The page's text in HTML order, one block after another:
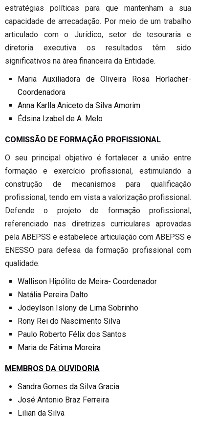
estratégias políticas para que mantenham a sua
capacidade de arrecadação. Por meio de um trabalho
articulado com o Jurídico, setor de tesouraria e
diretoria executiva os resultados têm sido
significativos na área financeira da Entidade.
Maria Auxiliadora de Oliveira Rosa Horlacher-
Coordenadora
Anna Karlla Aniceto da Silva Amorim
Édsina Izabel de A. Melo
COMISSÃO DE FORMAÇÃO PROFISSIONAL
O seu principal objetivo é fortalecer a união entre
formação e exercício profissional, estimulando a
construção de mecanismos para qualificação
profissional, tendo em vista a valorização profissional.
Defende o projeto de formação profissional,
referenciado nas diretrizes curriculares aprovadas
pela ABEPSS e estabelece articulação com ABEPSS e
ENESSO para defesa da formação profissional com
qualidade.
Wallison Hipólito de Meira- Coordenador
Natália Pereira Dalto
Jodeylson Islony de Lima Sobrinho
Rony Rei do Nascimento Silva
Paulo Roberto Félix dos Santos
Maria de Fátima Moreira
MEMBROS DA OUVIDORIA
Sandra Gomes da Silva Gracia
José Antonio Braz Ferreira
Lilian da Silva